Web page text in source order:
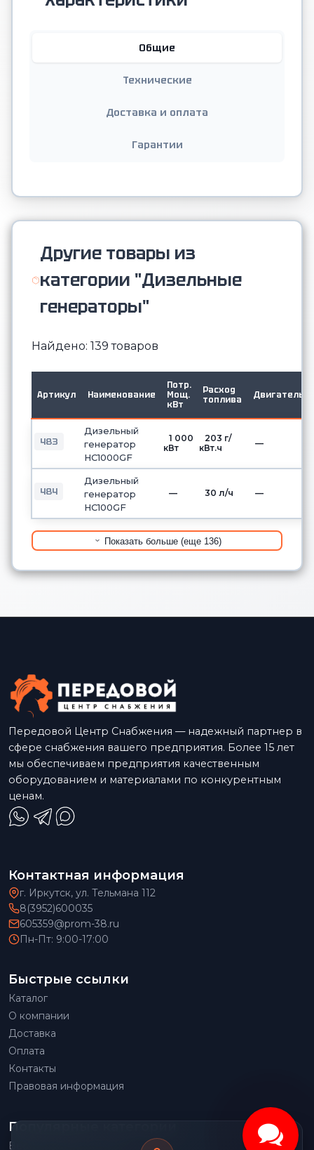
Общие
Технические
Доставка и оплата
Гарантии
Другие товары из
категории "Дизельные
генераторы"
Найдено: 139 товаров
Артикул Наименование
Потр.
Мощ.
кВт
Расход
топлива
Двигатель
483
Дизельный
генератор
HC1000GF
1 000
кВт
203 г/
кВт.ч
—
484
Дизельный
генератор
HC100GF
— 30 л/ч —
Показать больше (еще 136)
Передовой Центр Снабжения — надежный партнер в
сфере снабжения вашего предприятия. Более 15 лет
мы обеспечиваем предприятия качественным
оборудованием и материалами по конкурентным
ценам.
Контактная информация
г. Иркутск, ул. Тельмана 112
8(3952)600035
605359@prom-38.ru
Пн-Пт: 9:00-17:00
Быстрые ссылки
Каталог
О компании
Доставка
Оплата
Контакты
Правовая информация
Популярные категории
Весовое оборудование